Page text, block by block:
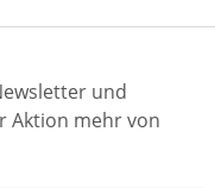
und
Aktion mehr von